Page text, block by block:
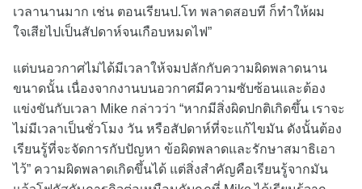
เวลานานมาก เช่น ตอนเรียนป.โท พลาดสอบที ก็ทำให้ผม
ใจเสียไปเป็นสัปดาห์จนเกือบหมดไฟ”
แต่บนอวกาศไม่ได้มีเวลาให้จมปลักกับความผิดพลาดนาน
ขนาดนั้น เนื่องจากงานบนอวกาศมีความซับซ้อนและต้อง
แข่งขันกับเวลา Mike กล่าวว่า “หากมีสิ่งผิดปกติเกิดขึ้น เราจะ
ไม่มีเวลาเป็นชั่วโมง วัน หรือสัปดาห์ที่จะแก้ไขมัน ดังนั้นต้อง
เรียนรู้ที่จะจัดการกับปัญหา ข้อผิดพลาดและรักษาสมาธิเอา
ไว้” ความผิดพลาดเกิดขึ้นได้ แต่สิ่งสำคัญคือเรียนรู้จากมัน